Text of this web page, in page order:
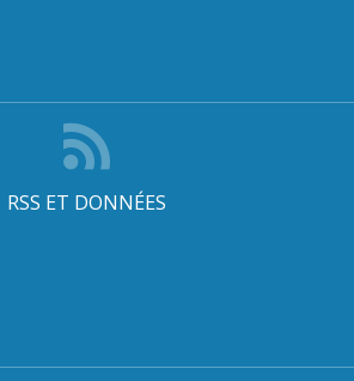
RSS ET DONNÉES